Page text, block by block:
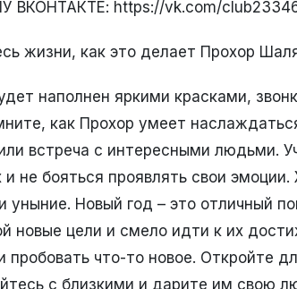
ВКОНТАКТЕ: https://vk.com/
жизни, как это делает Прохор
наполнен яркими красками,
как Прохор умеет
встреча с интересными людьми.
и не бояться проявлять свои
уныние. Новый год – это отличный
новые цели и смело идти к их
пробовать что-то новое. Откройте
с близкими и дарите им свою